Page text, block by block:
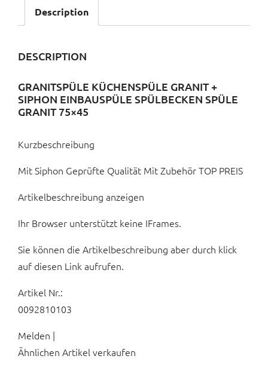
Description
DESCRIPTION
GRANITSPÜLE KÜCHENSPÜLE GRANIT +
SIPHON EINBAUSPÜLE SPÜLBECKEN SPÜLE
GRANIT 75×45
Kurzbeschreibung
Mit Siphon Geprüfte Qualität Mit Zubehör TOP PREIS
Artikelbeschreibung anzeigen
Ihr Browser unterstützt keine IFrames.
Sie können die Artikelbeschreibung aber durch klick
auf diesen Link aufrufen.
Artikel Nr.:
0092810103
Melden |
Ähnlichen Artikel verkaufen